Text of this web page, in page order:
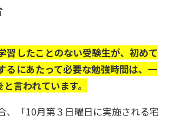
習したことのない受験生が、初めて
るにあたって必要な勉強時間は、一
言われています。
、「10月第３日曜日に実施される宅